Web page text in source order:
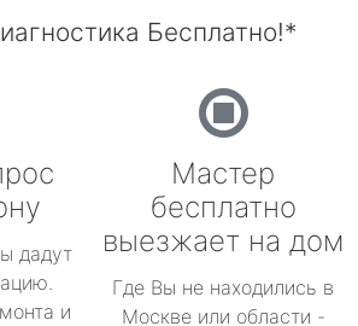
Бесплатно!*
дадут
и
Мастер
бесплатно
выезжает на дом
Где Вы не находились в
Москве или области -